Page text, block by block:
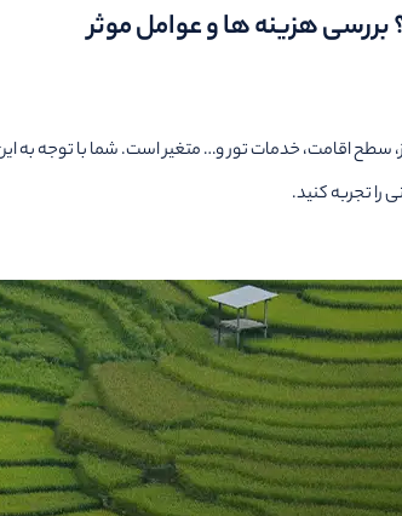
هزینه ها و عوامل موثر
سطح اقامت، خدمات تور و… متغیر است. شما با توجه به
تجربه کنید.